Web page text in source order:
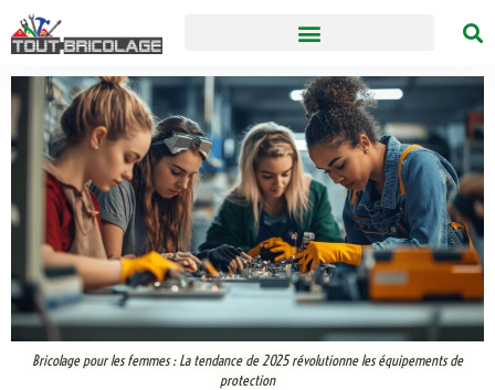
Bricolage pour les femmes : La tendance de 2025 révolutionne les équipements de
protection